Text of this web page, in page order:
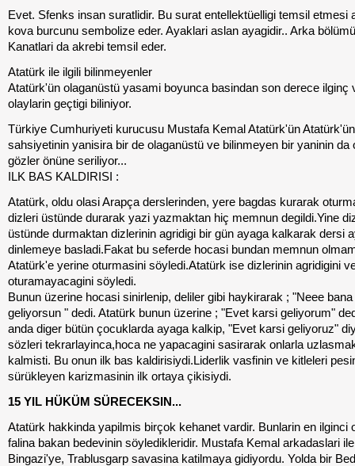
Evet. Sfenks insan suratlidir. Bu surat entellektüelligi temsil etmesi
kova burcunu sembolize eder. Ayaklari aslan ayagidir.. Arka
Kanatlari da akrebi temsil eder.
Atatürk ile ilgili bilinmeyenler
Atatürk'ün olaganüstü yasami boyunca basindan son derece ilginç
olaylarin geçtigi biliniyor.
Türkiye Cumhuriyeti kurucusu Mustafa Kemal Atatürk'ün
sahsiyetinin yanisira bir de olaganüstü ve bilinmeyen bir yaninin da
gözler önüne seriliyor...
ILK BAS KALDIRISI :
Atatürk, oldu olasi Arapça derslerinden, yere bagdas kurarak
dizleri üstünde durarak yazi yazmaktan hiç memnun degildi.Yine
üstünde durmaktan dizlerinin agridigi bir gün ayaga kalkarak dersi
dinlemeye basladi.Fakat bu seferde hocasi bundan memnun
Atatürk'e yerine oturmasini söyledi.Atatürk ise dizlerinin agridigini
oturamayacagini söyledi.
Bunun üzerine hocasi sinirlenip, deliler gibi haykirarak ; "Neee
geliyorsun " dedi. Atatürk bunun üzerine ; "Evet karsi geliyorum"
anda diger bütün çocuklarda ayaga kalkip, "Evet karsi geliyoruz"
sözleri tekrarlayinca,hoca ne yapacagini sasirarak onlarla
kalmisti. Bu onun ilk bas kaldirisiydi.Liderlik vasfinin ve kitleleri
sürükleyen karizmasinin ilk ortaya çikisiydi.
15 YIL HÜKÜM SÜRECEKSIN...
Atatürk hakkinda yapilmis birçok kehanet vardir. Bunlarin en ilginci
falina bakan bedevinin söyledikleridir. Mustafa Kemal arkadaslari ile
Bingazi'ye, Trablusgarp savasina katilmaya gidiyordu. Yolda bir